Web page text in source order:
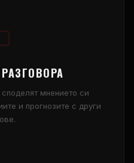
мнението си
и прогнозите с други